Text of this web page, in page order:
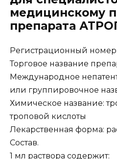
медицинскому
препарата
Регистрационный номер
Торговое название
Международное
или группировочное
Химическое название:
троповой кислоты
Лекарственная форма:
Состав.
1 мл раствора содержит: